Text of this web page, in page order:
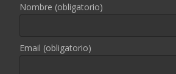
Nombre (obligatorio)
Email (obligatorio)